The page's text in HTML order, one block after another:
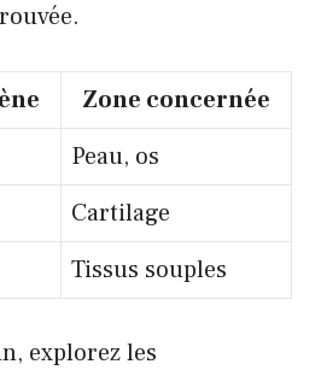
Zone concernée
Peau, os
Cartilage
Tissus souples
explorezles